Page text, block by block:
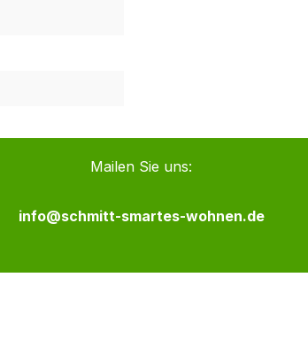
Mailen Sie uns:
info@schmitt-smartes-wohnen.de